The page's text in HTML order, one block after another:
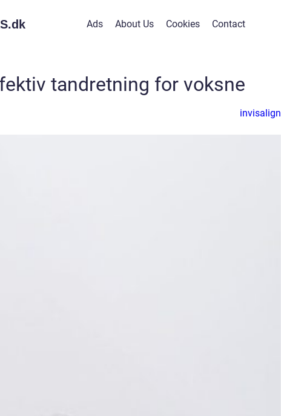
dk Ads About Us Cookies Contact
tandretning for voksne
invisalign